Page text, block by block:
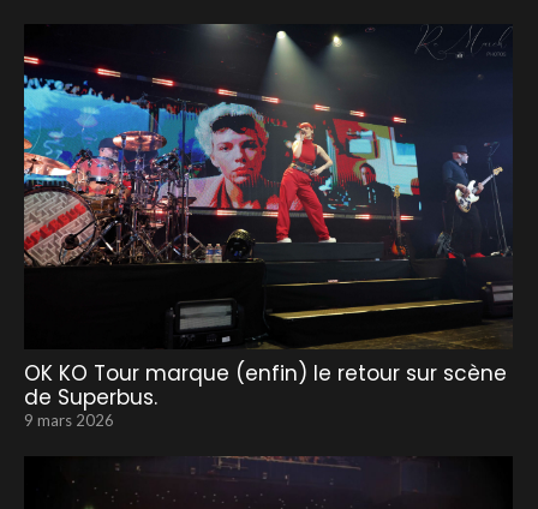
OK KO Tour marque (enfin) le retour sur scène
de Superbus.
9 mars 2026